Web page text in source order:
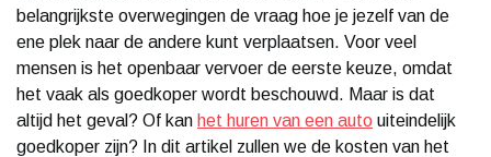
belangrijkste overwegingen de vraag hoe je jezelf van de
ene plek naar de andere kunt verplaatsen. Voor veel
mensen is het openbaar vervoer de eerste keuze, omdat
het vaak als goedkoper wordt beschouwd. Maar is dat
altijd het geval? Of kan het huren van een auto uiteindelijk
goedkoper zijn? In dit artikel zullen we de kosten van het